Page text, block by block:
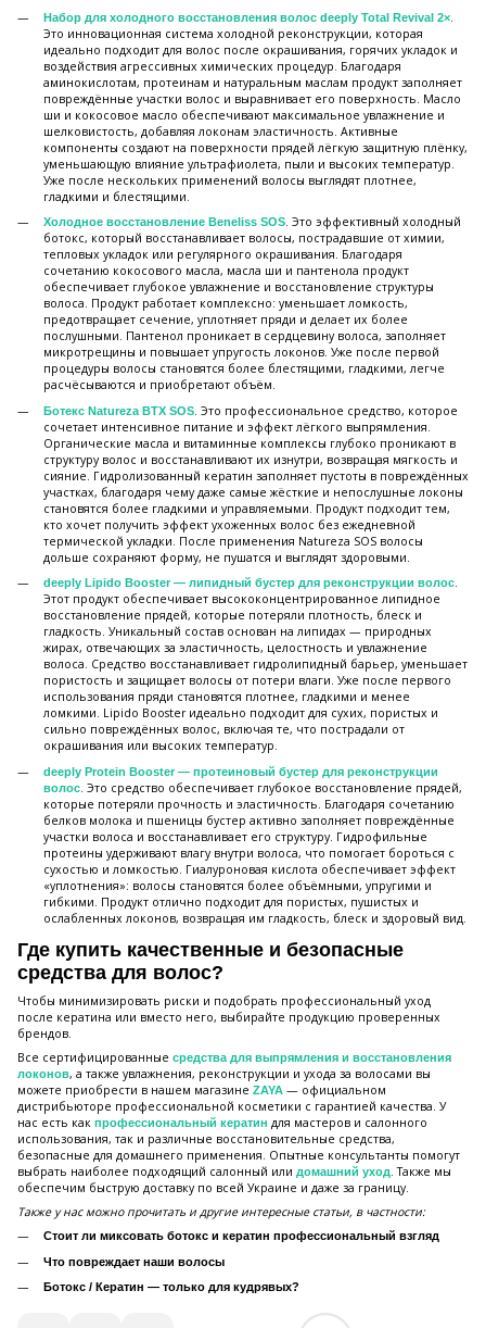
Набор для холодного восстановления волос deeply Total Revival 2×.
Это инновационная система холодной реконструкции, которая
идеально подходит для волос после окрашивания, горячих укладок и
воздействия агрессивных химических процедур. Благодаря
аминокислотам, протеинам и натуральным маслам продукт заполняет
повреждённые участки волос и выравнивает его поверхность. Масло
ши и кокосовое масло обеспечивают максимальное увлажнение и
шелковистость, добавляя локонам эластичность. Активные
компоненты создают на поверхности прядей лёгкую защитную плёнку,
уменьшающую влияние ультрафиолета, пыли и высоких температур.
Уже после нескольких применений волосы выглядят плотнее,
гладкими и блестящими.
Холодное восстановление Beneliss SOS. Это эффективный холодный
ботокс, который восстанавливает волосы, пострадавшие от химии,
тепловых укладок или регулярного окрашивания. Благодаря
сочетанию кокосового масла, масла ши и пантенола продукт
обеспечивает глубокое увлажнение и восстановление структуры
волоса. Продукт работает комплексно: уменьшает ломкость,
предотвращает сечение, уплотняет пряди и делает их более
послушными. Пантенол проникает в сердцевину волоса, заполняет
микротрещины и повышает упругость локонов. Уже после первой
процедуры волосы становятся более блестящими, гладкими, легче
расчёсываются и приобретают объём.
Ботекс Natureza BTX SOS . Это профессиональное средство, которое
сочетает интенсивное питание и эффект лёгкого выпрямления.
Органические масла и витаминные комплексы глубоко проникают в
структуру волос и восстанавливают их изнутри, возвращая мягкость и
сияние. Гидролизованный кератин заполняет пустоты в повреждённых
участках, благодаря чему даже самые жёсткие и непослушные локоны
становятся более гладкими и управляемыми. Продукт подходит тем,
кто хочет получить эффект ухоженных волос без ежедневной
термической укладки. После применения Natureza SOS волосы
дольше сохраняют форму, не пушатся и выглядят здоровыми.
deeply Lipido Booster — липидный бустер для реконструкции волос.
Этот продукт обеспечивает высококонцентрированное липидное
восстановление прядей, которые потеряли плотность, блеск и
гладкость. Уникальный состав основан на липидах — природных
жирах, отвечающих за эластичность, целостность и увлажнение
волоса. Средство восстанавливает гидролипидный барьер, уменьшает
пористость и защищает волосы от потери влаги. Уже после первого
использования пряди становятся плотнее, гладкими и менее
ломкими. Lipido Booster идеально подходит для сухих, пористых и
сильно повреждённых волос, включая те, что пострадали от
окрашивания или высоких температур.
deeply Protein Booster — протеиновый бустер для реконструкции
волос . Это средство обеспечивает глубокое восстановление прядей,
которые потеряли прочность и эластичность. Благодаря сочетанию
белков молока и пшеницы бустер активно заполняет повреждённые
участки волоса и восстанавливает его структуру. Гидрофильные
протеины удерживают влагу внутри волоса, что помогает бороться с
сухостью и ломкостью. Гиалуроновая кислота обеспечивает эффект
«уплотнения»: волосы становятся более объёмными, упругими и
гибкими. Продукт отлично подходит для пористых, пушистых и
ослабленных локонов, возвращая им гладкость, блеск и здоровый вид.
Где купить качественные и безопасные
средства для волос?
Чтобы минимизировать риски и подобрать профессиональный уход
после кератина или вместо него, выбирайте продукцию проверенных
брендов.
Все сертифицированные средства для выпрямления и восстановления
локонов, а также увлажнения, реконструкции и ухода за волосами вы
можете приобрести в нашем магазине ZAYA — официальном
дистрибьюторе профессиональной косметики с гарантией качества. У
нас есть как профессиональный кератин для мастеров и салонного
использования, так и различные восстановительные средства,
безопасные для домашнего применения. Опытные консультанты помогут
выбрать наиболее подходящий салонный или домашний уход. Также мы
обеспечим быструю доставку по всей Украине и даже за границу.
Также у нас можно прочитать и другие интересные статьи, в частности:
Стоит ли миксовать ботокс и кератин профессиональный взгляд
Что повреждает наши волосы
Ботокс / Кератин — только для кудрявых?